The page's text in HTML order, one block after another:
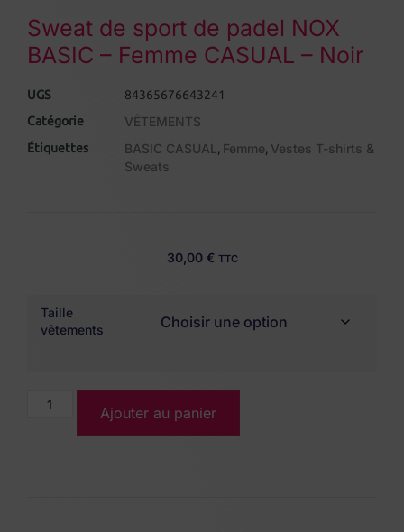
Sweat de sport de padel NOX
BASIC – Femme CASUAL – Noir
UGS
84365676643241
Catégorie
VÊTEMENTS
Étiquettes BASIC CASUAL , Femme, Vestes T-shirts &
Sweats
30,00 € TTC
Taille
vêtements
Ajouter au panier